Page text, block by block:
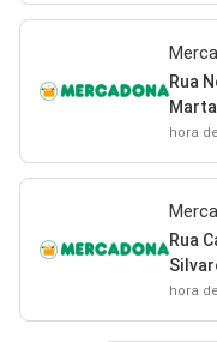
Rua
Marta
hora
Rua
hora